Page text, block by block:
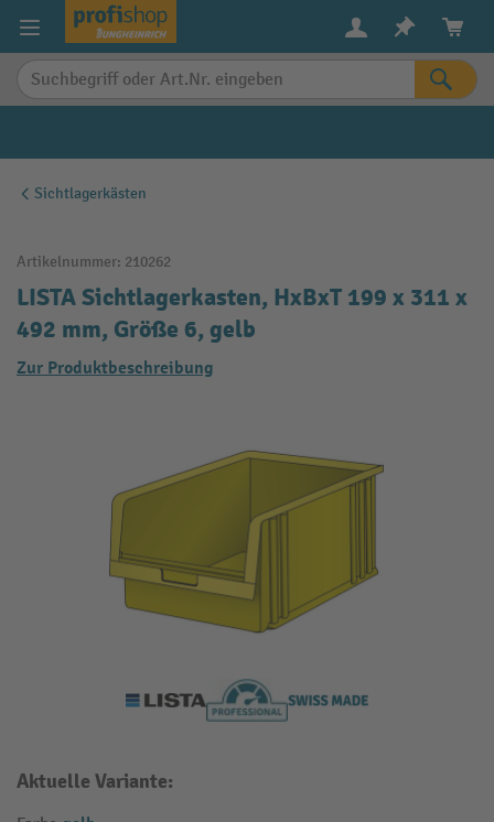
springen
Sichtlagerkästen
Artikelnummer: 210262
LISTA Sichtlagerkasten, HxBxT 199 x 311 x
492 mm, Größe 6, gelb
Zur Produktbeschreibung
Aktuelle Variante: